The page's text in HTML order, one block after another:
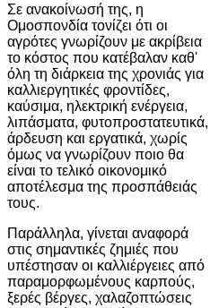
Σε ανακοίνωσή της, η
Ομοσπονδία τονίζει ότι οι
αγρότες γνωρίζουν με ακρίβεια
το κόστος που κατέβαλαν καθ'
όλη τη διάρκεια της χρονιάς για
καλλιεργητικές φροντίδες,
καύσιμα, ηλεκτρική ενέργεια,
λιπάσματα, φυτοπροστατευτικά,
άρδευση και εργατικά, χωρίς
όμως να γνωρίζουν ποιο θα
είναι το τελικό οικονομικό
αποτέλεσμα της προσπάθειάς
τους.
Παράλληλα, γίνεται αναφορά
στις σημαντικές ζημιές που
υπέστησαν οι καλλιέργειες από
παραμορφωμένους καρπούς,
ξερές βέργες, χαλαζοπτώσεις